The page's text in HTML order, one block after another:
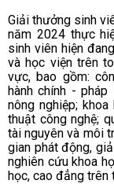
Giải thưởng sinh
năm 2024 thực
sinh viên hiện
và học viện trên
vực, bao gồm:
hành chính -
nông nghiệp;
thuật công nghệ;
tài nguyên và môi
gian phát động,
nghiên cứu khoa
học, cao đẳng trên